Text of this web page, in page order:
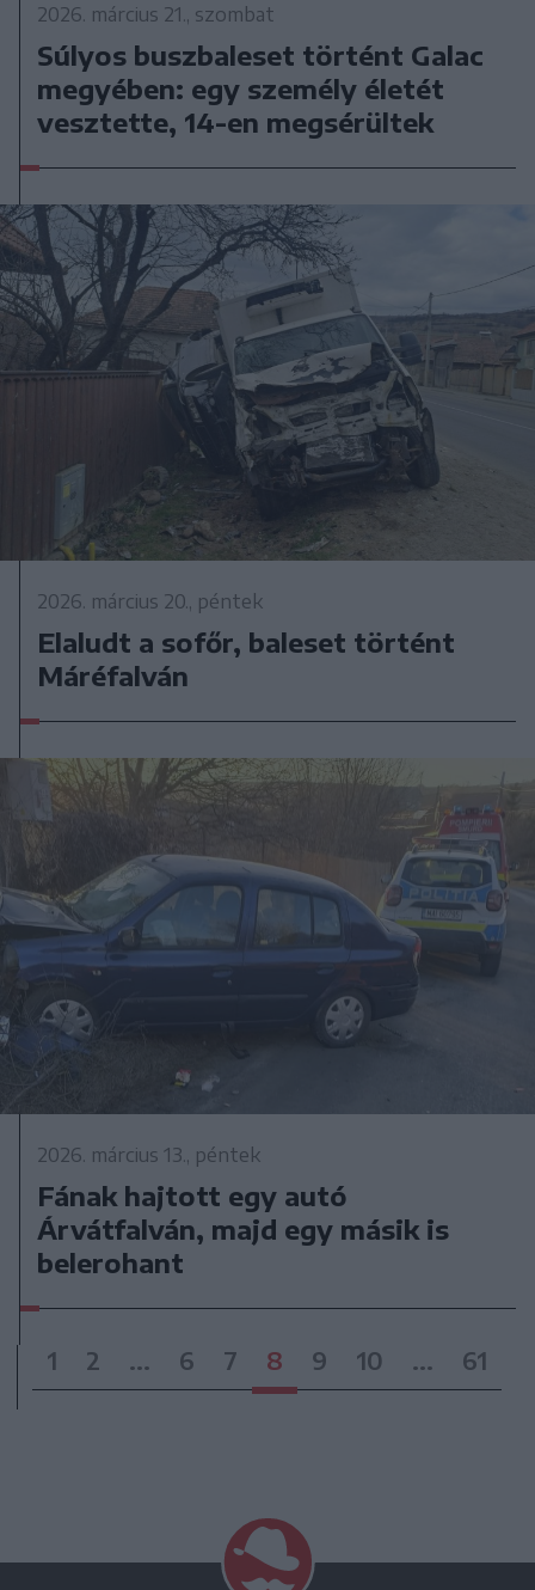
2026. március 21., szombat
Súlyos buszbaleset történt Galac
megyében: egy személy életét
vesztette, 14-en megsérültek
2026. március 20., péntek
Elaludt a sofőr, baleset történt
Máréfalván
2026. március 13., péntek
Fának hajtott egy autó
Árvátfalván, majd egy másik is
belerohant
1 2 ... 6 7 8 9 10 ... 61